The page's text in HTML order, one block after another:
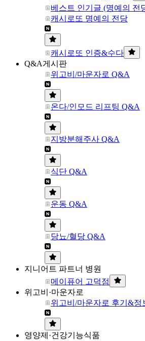
베스트 인기글 (명예의 전
캐시로또 명예의 전당
캐시로또 인증&수다
Q&A게시판
위고비/마운자로 Q&A
온다/인모드 리프팅 Q&A
지방분해주사 Q&A
식단 Q&A
운동 Q&A
당뇨/혈당 Q&A
지니어트 파트너 병원
메이퓨어 고덕점
위고비·마운자로
위고비/마운자로 후기&정
영양제·건강기능식품